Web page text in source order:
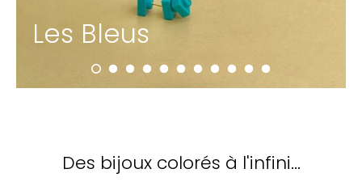
Les Bleus
Des bijoux colorés à l'infini...